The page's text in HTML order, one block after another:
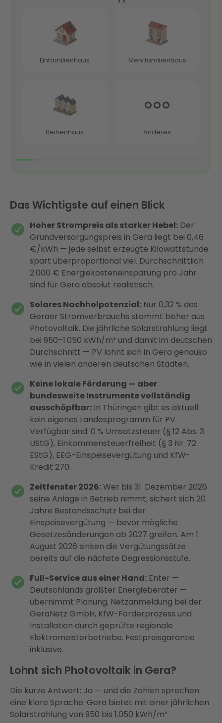
Das Wichtigste auf einen Blick
Hoher Strompreis als starker Hebel: Der
Grundversorgungspreis in Gera liegt bei 0,46
€/kWh — jede selbst erzeugte Kilowattstunde
spart überproportional viel. Durchschnittlich
2.000 € Energiekosteneinsparung pro Jahr
sind für Gera absolut realistisch.
Solares Nachholpotenzial: Nur 0,32 % des
Geraer Stromverbrauchs stammt bisher aus
Photovoltaik. Die jährliche Solarstrahlung liegt
bei 950–1.050 kWh/m² und damit im deutschen
Durchschnitt — PV lohnt sich in Gera genauso
wie in vielen anderen deutschen Städten.
Keine lokale Förderung — aber
bundesweite Instrumente vollständig
ausschöpfbar: In Thüringen gibt es aktuell
kein eigenes Landesprogramm für PV.
Verfügbar sind: 0 % Umsatzsteuer (§ 12 Abs. 3
UStG), Einkommensteuerfreiheit (§ 3 Nr. 72
EStG), EEG-Einspeisevergütung und KfW-
Kredit 270.
Zeitfenster 2026:Wer bis 31. Dezember 2026
seine Anlage in Betrieb nimmt, sichert sich 20
Jahre Bestandsschutz bei der
Einspeisevergütung — bevor mögliche
Gesetzesänderungen ab 2027 greifen. Am 1.
August 2026 sinken die Vergütungssätze
bereits auf die nächste Degressionsstufe.
Full-Service aus einer Hand: Enter —
Deutschlands größter Energieberater —
übernimmt Planung, Netzanmeldung bei der
GeraNetz GmbH, KfW-Förderprozess und
Installation durch geprüfte regionale
Elektromeisterbetriebe. Festpreisgarantie
inklusive.
Lohnt sich Photovoltaik in Gera?
Die kurze Antwort: Ja — und die Zahlen sprechen
eine klare Sprache. Gera bietet mit einer jährlichen
Solarstrahlung von 950 bis 1.050 kWh/m²